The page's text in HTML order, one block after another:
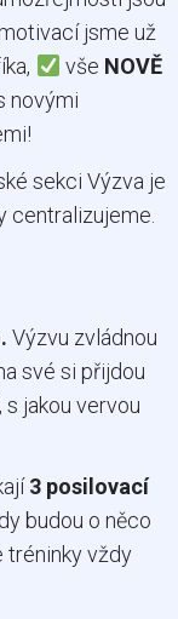
jsme už
vše NOVĚ
novými
sekci Výzva je
centralizujeme.
Výzvu zvládnou
své si přijdou
jakou vervou
3 posilovací
budou o něco
tréninky vždy